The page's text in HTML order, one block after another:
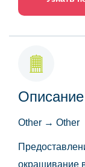
Other → Other
окрашивание